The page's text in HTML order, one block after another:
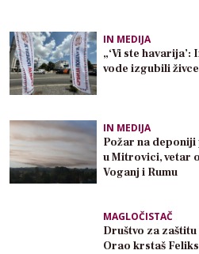
IN MEDIJA
„‘Vi ste
vode izgubili
IN MEDIJA
Požar na
u Mitrovici, vetar
Voganj i Rumu
MAGLOČISTAČ
Društvo za
Orao krstaš